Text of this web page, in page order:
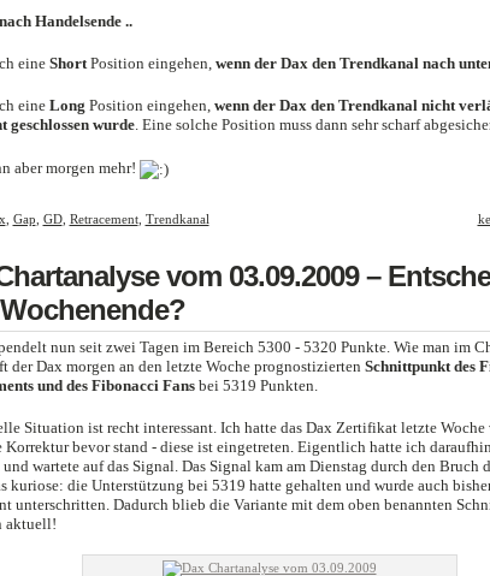
Handelsende ..
eineShortPosition eingehen, wenn der Dax den Trendkanal nach
eineLong Position eingehen, wenn der Dax den Trendkanal nicht
geschlossen wurde. Eine solche Position muss dann sehr scharf
aber morgen mehr!
Gap GD, Retracement, Trendkanal
vom 03.09.2009 –
nun seit zwei Tagen im Bereich 5300 - 5320 Punkte. Wie man im
der Dax morgen an den letzte Woche prognostizierten Schnittpunkt des
und des Fibonacci Fansbei 5319 Punkten.
Situation ist recht interessant. Ich hatte das Dax Zertifikat letzte Woche
Korrektur bevor stand - diese ist eingetreten. Eigentlich hatte ich
und wartete auf das Signal. Das Signal kam am Dienstag durch den Bruch
kuriose: die Unterstützung bei 5319 hatte gehalten und wurde auch
unterschritten. Dadurch blieb die Variante mit dem oben benannten
aktuell!